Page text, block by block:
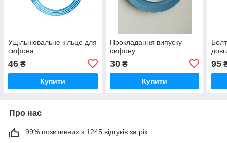
Ущільнювальне кільце для
сифона
46 ₴
Купити
Прокладання випуску
сифону
30₴
Купити
95
Про нас
99% позитивних з 1245 відгуків за рік